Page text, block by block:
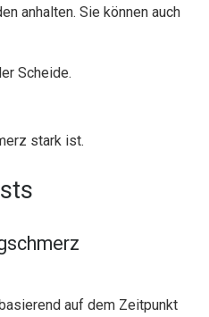
anhalten. Sie können auch
Scheide.
stark ist.
auf dem Zeitpunkt